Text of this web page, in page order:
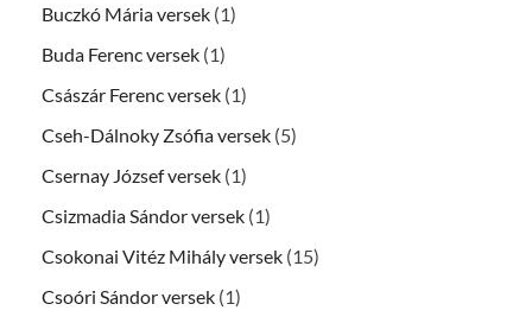
Buczkó Mária versek (1)
Buda Ferenc versek (1)
Császár Ferenc versek (1)
Cseh-Dálnoky Zsófia versek (5)
Csernay József versek (1)
Csizmadia Sándor versek (1)
Csokonai Vitéz Mihály versek (15)
Csoóri Sándor versek (1)